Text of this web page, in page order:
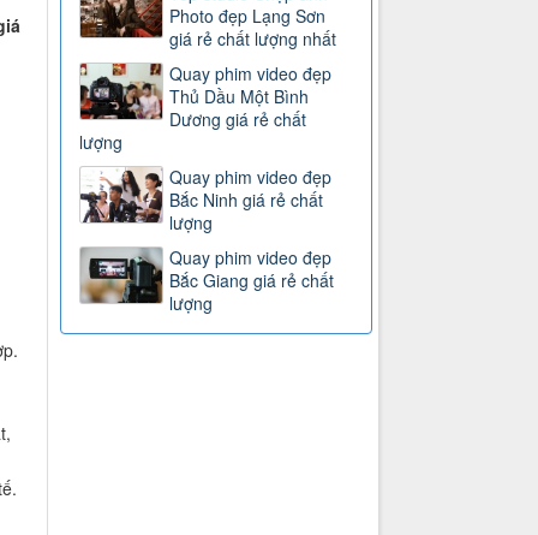
Photo đẹp Lạng Sơn
giá rẻ chất lượng nhất
Quay phim video đẹp
Thủ Dầu Một Bình
Dương giá rẻ chất
lượng
Quay phim video đẹp
Bắc Ninh giá rẻ chất
lượng
Quay phim video đẹp
Bắc Giang giá rẻ chất
lượng